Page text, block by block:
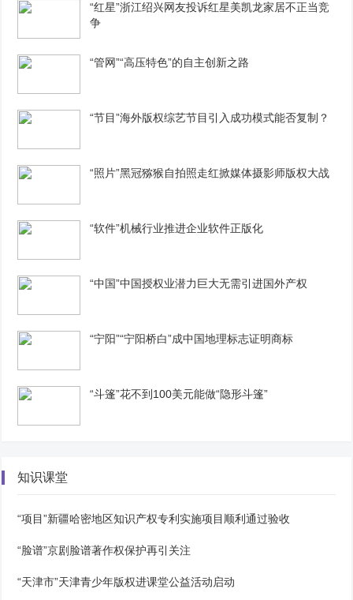
“红星”浙江绍兴网友投诉红星美凯龙家居不正当竞
争
“管网”“高压特色”的自主创新之路
“节目”海外版权综艺节目引入成功模式能否复制？
“照片”黑冠猕猴自拍照走红掀媒体摄影师版权大战
“软件”机械行业推进企业软件正版化
“中国”中国授权业潜力巨大无需引进国外产权
“宁阳”“宁阳桥白”成中国地理标志证明商标
“斗篷”花不到100美元能做“隐形斗篷”
知识课堂
“项目”新疆哈密地区知识产权专利实施项目顺利通过验收
“脸谱”京剧脸谱著作权保护再引关注
“天津市”天津青少年版权进课堂公益活动启动